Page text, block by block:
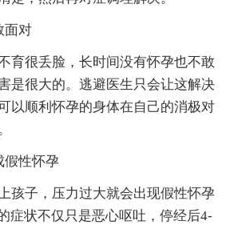
面对
育很丢脸，长时间没有怀孕也不敢
是很大的。逃避医生只会让这解决
以顺利怀孕的身体在自己的消极对
假性怀孕
孩子，压力过大就会出现假性怀孕
症状不仅只是恶心呕吐，停经后4-